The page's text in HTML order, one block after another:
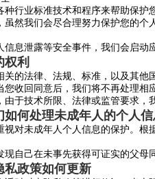
种行业标准技术和程序来帮助保护
虽然我们会尽合理努力保护您的
信息泄露等安全事件，我们会启动
权利
关的法律、法规、标准，以及其他
您收回同意后，我们将不再处理相
由于技术所限、法律或监管要求，
如何处理未成年人的个人
视对未成年人个人信息的保护。根
现自己在未事先获得可证实的父母
私政策如何更新